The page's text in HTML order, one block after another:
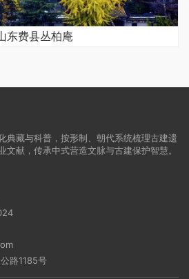
东费县丛柏庵
典藏与科普，按形制、朝代系统梳理古建遗
文献，传承中式营造文脉与古建保护智慧。
路1185号